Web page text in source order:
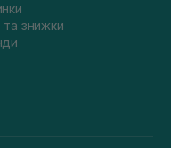
та знижки